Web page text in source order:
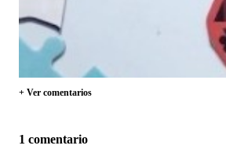
+ Ver comentarios
1 comentario